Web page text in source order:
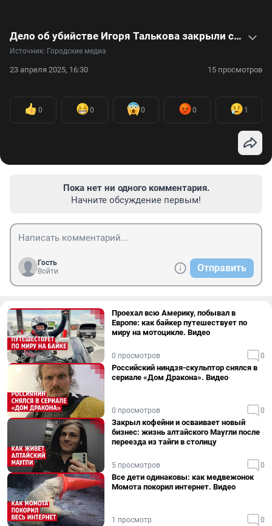
Дело об убийстве Игоря Талькова закрыли спустя 33,5 года: видео
Источник: Городские медиа
23 апреля 2025, 16:30 15 просмотров
0 0 0 0 1
Пока нет ни одного комментария.
Начните обсуждение первым!
Гость
Войти
Отправить
Проехал всю Америку, побывал в
Европе: как байкер путешествует по
миру на мотоцикле. Видео
0 просмотров 0
Российский ниндзя-скульптор снялся в
сериале «Дом Дракона». Видео
0 просмотров 0
Закрыл кофейни и осваивает новый
бизнес: жизнь алтайского Маугли после
переезда из тайги в столицу
5 просмотров 0
Все дети одинаковы: как медвежонок
Момота покорил интернет. Видео
1 просмотр 0